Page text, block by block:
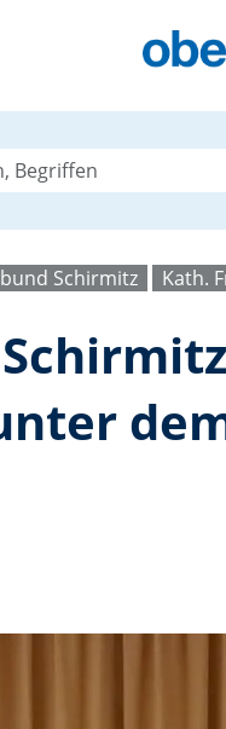
Schirmitz Kath.